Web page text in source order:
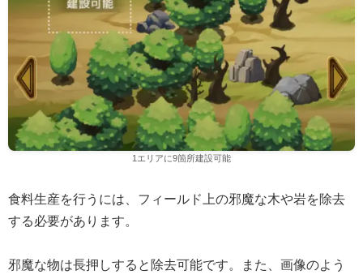
1エリアに9箇所建設可能
食料生産を行うには、フィールド上の邪魔な木や岩を除去
する必要があります。
邪魔な物は長押しすると除去可能です。また、画像のよう